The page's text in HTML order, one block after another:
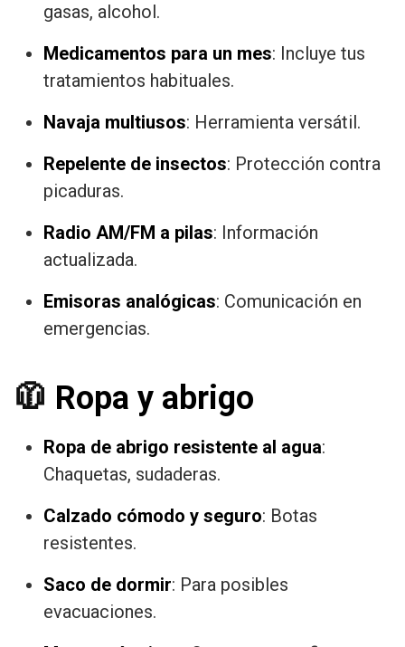
gasas, alcohol.
Medicamentos para un mes: Incluye tus
tratamientos habituales.
Navaja multiusos: Herramienta versátil.
Repelente de insectos: Protección contra
picaduras.
Radio AM/FM a pilas: Información
actualizada.
Emisoras analógicas: Comunicación en
emergencias.
🧥 Ropa y abrigo
Ropa de abrigo resistente al agua:
Chaquetas, sudaderas.
Calzado cómodo y seguro: Botas
resistentes.
Saco de dormir: Para posibles
evacuaciones.